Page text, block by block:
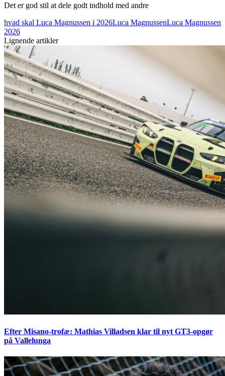
Det er god stil at dele godt indhold med andre
hvad skal Luca Magnussen i 2026Luca MagnussenLuca Magnussen
2026
Lignende artikler
Efter Misano-trofæ: Mathias Villadsen klar til nyt GT3-opgør
på Vallelunga